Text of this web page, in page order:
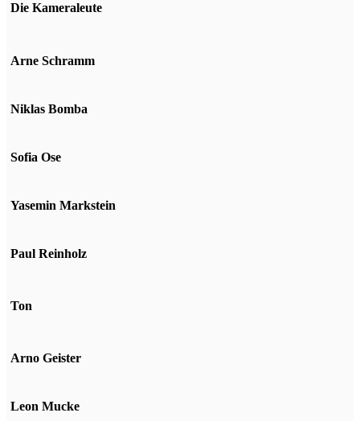
Die Kameraleute
Arne Schramm
Niklas Bomba
Sofia Ose
Yasemin Markstein
Paul Reinholz
Ton
Arno Geister
Leon Mucke